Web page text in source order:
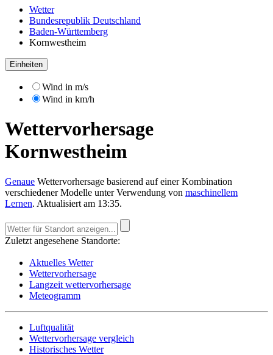
Wetter
Bundesrepublik Deutschland
Baden-Württemberg
Kornwestheim
Einheiten
Wind in m/s
Wind in km/h
Wettervorhersage
Kornwestheim
Genaue Wettervorhersage basierend auf einer Kombination
verschiedener Modelle unter Verwendung von maschinellem
Lernen. Aktualisiert am 13:35.
Zuletzt angesehene Standorte:
Aktuelles Wetter
Wettervorhersage
Langzeit wettervorhersage
Meteogramm
Luftqualität
Wettervorhersage vergleich
Historisches Wetter